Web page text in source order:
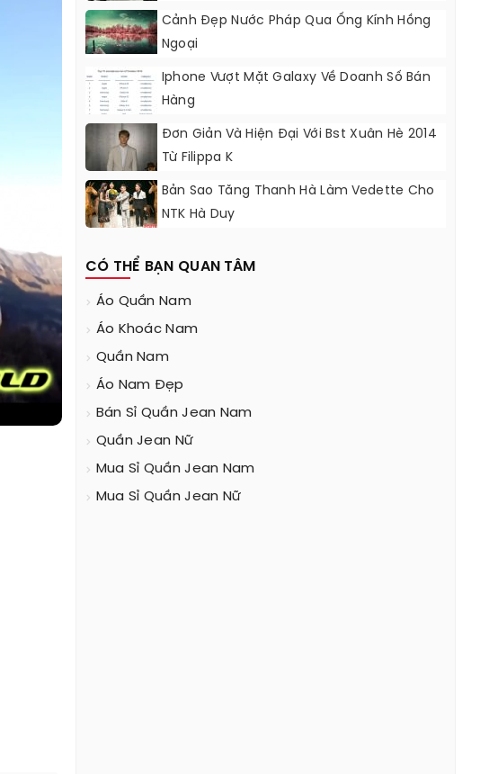
Cảnh Đẹp Nước Pháp Qua Ống Kính Hồng
Ngoại
Iphone Vượt Mặt Galaxy Về Doanh Số Bán
Hàng
Đơn Giản Và Hiện Đại Với Bst Xuân Hè 2014
Từ Filippa K
Bản Sao Tăng Thanh Hà Làm Vedette Cho
NTK Hà Duy
CÓ THỂ BẠN QUAN TÂM
Áo Quần Nam
Áo Khoác Nam
Quần Nam
Áo Nam Đẹp
Bán Sỉ Quần Jean Nam
Quần Jean Nữ
Mua Sỉ Quần Jean Nam
Mua Sỉ Quần Jean Nữ